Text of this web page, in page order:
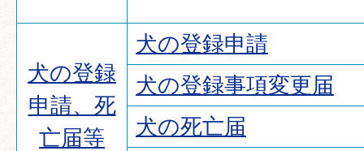
犬の登録
申請、死
亡届等
犬の登録申請
犬の登録事項変更届
犬の死亡届